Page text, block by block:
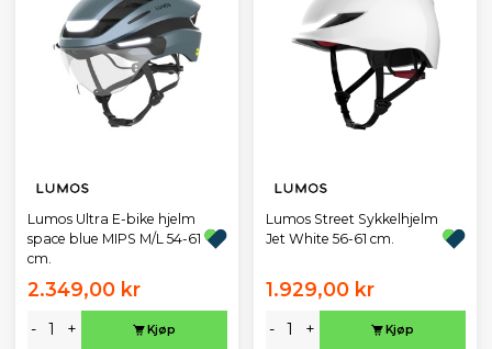
Lumos Ultra E-bike hjelm
space blue MIPS M/L 54-61
cm.
2.349,00 kr
- + Kjøp
Lumos Street Sykkelhjelm
Jet White 56-61 cm.
1.929,00 kr
- + Kjøp